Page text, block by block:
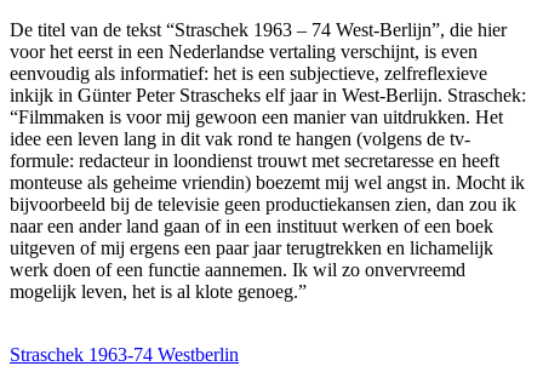
De titel van de tekst “Straschek 1963 – 74 West-Berlijn”, die hier
voor het eerst in een Nederlandse vertaling verschijnt, is even
eenvoudig als informatief: het is een subjectieve, zelfreflexieve
inkijk in Günter Peter Strascheks elf jaar in West-Berlijn. Straschek:
“Filmmaken is voor mij gewoon een manier van uitdrukken. Het
idee een leven lang in dit vak rond te hangen (volgens de tv-
formule: redacteur in loondienst trouwt met secretaresse en heeft
monteuse als geheime vriendin) boezemt mij wel angst in. Mocht ik
bijvoorbeeld bij de televisie geen productiekansen zien, dan zou ik
naar een ander land gaan of in een instituut werken of een boek
uitgeven of mij ergens een paar jaar terugtrekken en lichamelijk
werk doen of een functie aannemen. Ik wil zo onvervreemd
mogelijk leven, het is al klote genoeg.”
Straschek 1963-74 Westberlin